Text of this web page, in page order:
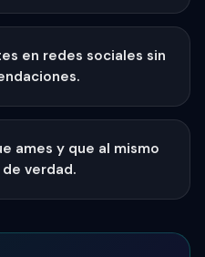
en redes sociales sin
ames y que al mismo
verdad.